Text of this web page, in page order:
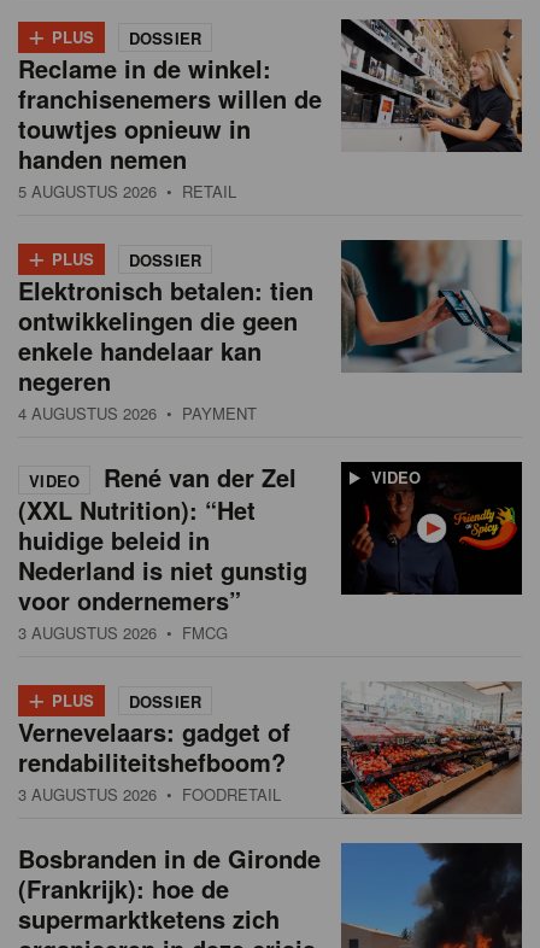
+ PLUS DOSSIER
Reclame in de winkel:
franchisenemers willen de
touwtjes opnieuw in
handen nemen
5 AUGUSTUS 2026 • RETAIL
+ PLUS DOSSIER
Elektronisch betalen: tien
ontwikkelingen die geen
enkele handelaar kan
negeren
4 AUGUSTUS 2026 • PAYMENT
VIDEO
VIDEO
René van der Zel
(XXL Nutrition): “Het
huidige beleid in
Nederland is niet gunstig
voor ondernemers”
3 AUGUSTUS 2026 • FMCG
+ PLUS DOSSIER
Vernevelaars: gadget of
rendabiliteitshefboom?
3 AUGUSTUS 2026 • FOODRETAIL
Bosbranden in de Gironde
(Frankrijk): hoe de
supermarktketens zich